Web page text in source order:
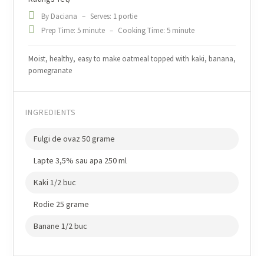
By Daciana – Serves: 1 portie
Prep Time: 5 minute – Cooking Time: 5 minute
Moist, healthy, easy to make oatmeal topped with kaki, banana,
pomegranate
INGREDIENTS
Fulgi de ovaz 50 grame
Lapte 3,5% sau apa 250 ml
Kaki 1/2 buc
Rodie 25 grame
Banane 1/2 buc